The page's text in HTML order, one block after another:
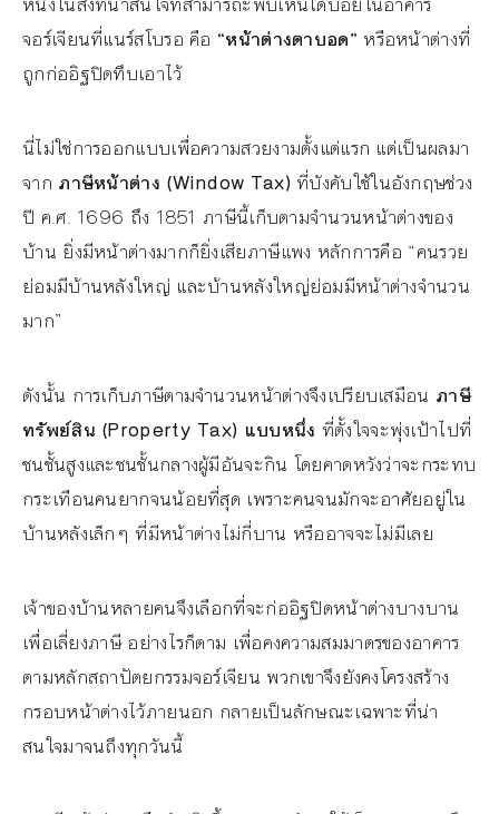
จอร์เจียนที่แนร์สโบรอ คือ “หน้าต่างตาบอด” หรือหน้าต่างที่
ถูกก่ออิฐปิดทึบเอาไว้
นี่ไม่ใช่การออกแบบเพื่อความสวยงามตั้งแต่แรก แต่เป็นผลมา
จาก ภาษีหน้าต่าง (Window Tax)ที่บังคับใช้ในอังกฤษช่วง
ปี ค.ศ. 1696 ถึง 1851 ภาษีนี้เก็บตามจำนวนหน้าต่างของ
บ้าน ยิ่งมีหน้าต่างมากก็ยิ่งเสียภาษีแพง หลักการคือ “คนรวย
ย่อมมีบ้านหลังใหญ่ และบ้านหลังใหญ่ย่อมมีหน้าต่างจำนวน
มาก”
ดังนั้น การเก็บภาษีตามจำนวนหน้าต่างจึงเปรียบเสมือน ภาษี
ทรัพย์สิน (Property Tax) แบบหนึ่ง ที่ตั้งใจจะพุ่งเป้าไปที่
ชนชั้นสูงและชนชั้นกลางผู้มีอันจะกิน โดยคาดหวังว่าจะกระทบ
กระเทือนคนยากจนน้อยที่สุด เพราะคนจนมักจะอาศัยอยู่ใน
บ้านหลังเล็กๆ ที่มีหน้าต่างไม่กี่บาน หรืออาจจะไม่มีเลย
เจ้าของบ้านหลายคนจึงเลือกที่จะก่ออิฐปิดหน้าต่างบางบาน
เพื่อเลี่ยงภาษี อย่างไรก็ตาม เพื่อคงความสมมาตรของอาคาร
ตามหลักสถาปัตยกรรมจอร์เจียน พวกเขาจึงยังคงโครงสร้าง
กรอบหน้าต่างไว้ภายนอก กลายเป็นลักษณะเฉพาะที่น่า
สนใจมาจนถึงทุกวันนี้